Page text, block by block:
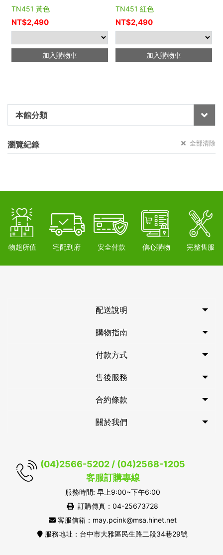
本館分類
瀏覽紀錄 全部清除
TN451 黃色
NT$2,490
加入購物車
TN451 紅色
NT$2,490
加入購物車
物超所值 宅配到府 安全付款 信心購物 完整售服
配送說明
購物指南
付款方式
售後服務
合約條款
關於我們
(04)2566-5202 / (04)2568-1205
客服訂購專線
服務時間: 早上9:00~下午6:00
訂購傳真：04-25673728
客服信箱：may.pcink@msa.hinet.net
服務地址：台中市大雅區民生路二段34巷29號